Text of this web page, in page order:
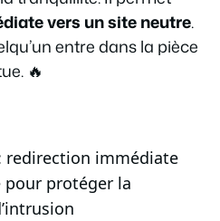
vers un site neutre.
entre dans la pièce
🔥
redirection immédiate
protéger la